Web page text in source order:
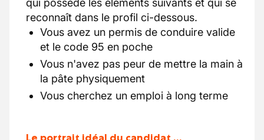
qui possède les éléments suivants et qui se
reconnaît dans le profil ci-dessous.
Vous avez un permis de conduire valide
et le code 95 en poche
Vous n'avez pas peur de mettre la main à
la pâte physiquement
Vous cherchez un emploi à long terme